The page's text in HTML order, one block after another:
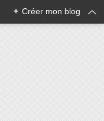
+ Créer mon blog